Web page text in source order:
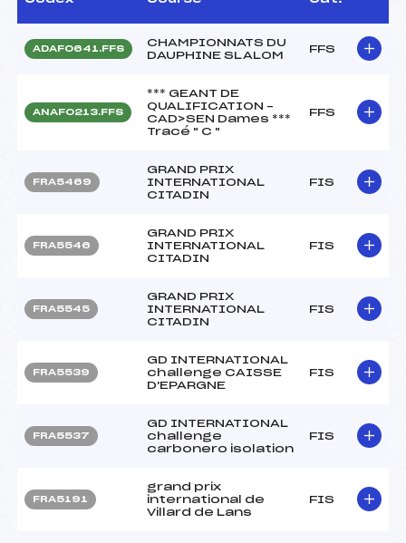
ADAF0641.FFS
CHAMPIONNATS DU
DAUPHINE SLALOM
FFS
ANAF0213.FFS
*** GEANT DE
QUALIFICATION –
CAD>SEN Dames ***
Tracé " C "
FFS
FRA5469
GRAND PRIX
INTERNATIONAL
CITADIN
FIS
FRA5546
GRAND PRIX
INTERNATIONAL
CITADIN
FIS
FRA5545
GRAND PRIX
INTERNATIONAL
CITADIN
FIS
FRA5539
GD INTERNATIONAL
challenge CAISSE
D'EPARGNE
FIS
FRA5537
GD INTERNATIONAL
challenge
carbonero isolation
FIS
FRA5191
grand prix
international de
Villard de Lans
FIS